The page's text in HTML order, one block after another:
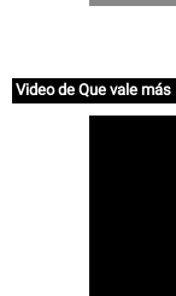
Video de Que vale más